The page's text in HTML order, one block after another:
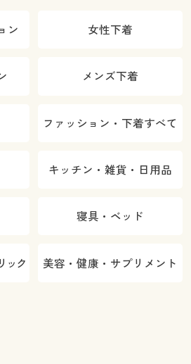
ン 女性下着
メンズ下着
ファッション・下着すべて
キッチン・雑貨・日用品
寝具・ベッド
ック 美容・健康・サプリメント